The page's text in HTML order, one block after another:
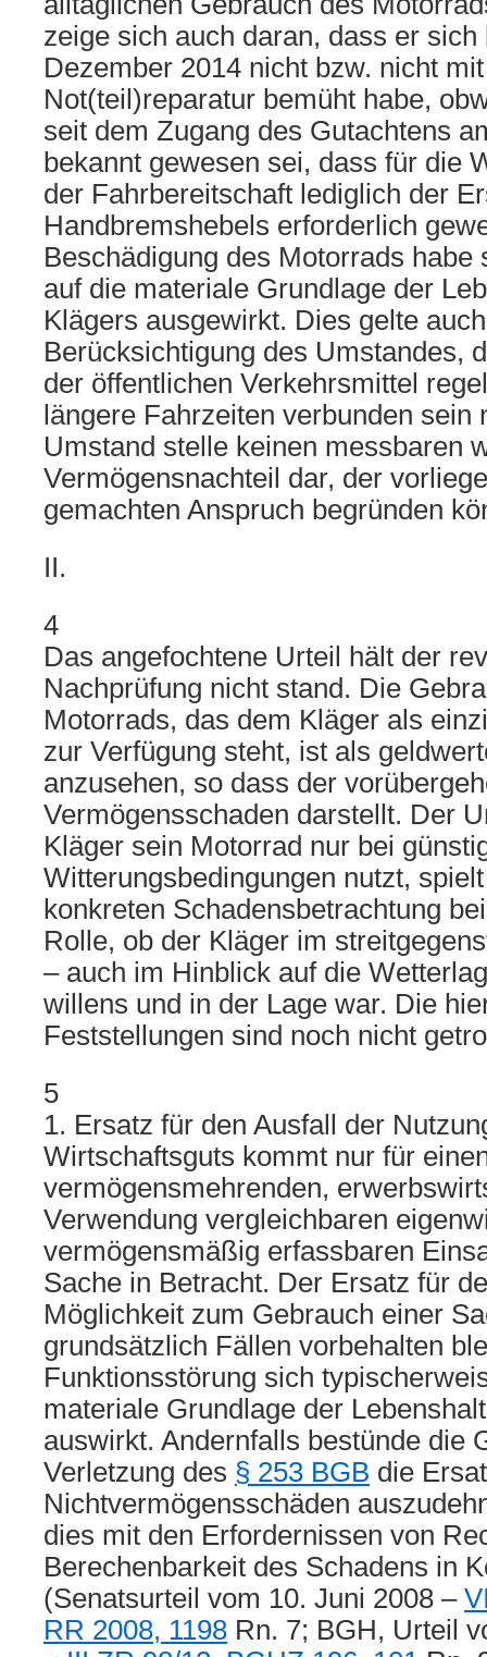
zeige sich auch daran, dass er sich
Dezember 2014 nicht bzw. nicht
Not(teil)reparatur bemüht habe,
seit dem Zugang des Gutachtens
bekannt gewesen sei, dass für die
der Fahrbereitschaft lediglich der
Handbremshebels erforderlich
Beschädigung des Motorrads habe
auf die materiale Grundlage der
Klägers ausgewirkt. Dies gelte
Berücksichtigung des Umstandes,
der öffentlichen Verkehrsmittel
längere Fahrzeiten verbunden sein
Umstand stelle keinen messbaren
Vermögensnachteil dar, der
gemachten Anspruch begründen
II.
4
Das angefochtene Urteil hält der
Nachprüfung nicht stand. Die
Motorrads, das dem Kläger als
zur Verfügung steht, ist als
anzusehen, so dass der
Vermögensschaden darstellt. Der
Kläger sein Motorrad nur bei
Witterungsbedingungen nutzt,
konkreten Schadensbetrachtung
Rolle, ob der Kläger im
– auch im Hinblick auf die
willens und in der Lage war. Die
Feststellungen sind noch nicht
5
1. Ersatz für den Ausfall der
Wirtschaftsguts kommt nur für
vermögensmehrenden,
Verwendung vergleichbaren
vermögensmäßig erfassbaren
Sache in Betracht. Der Ersatz für
Möglichkeit zum Gebrauch einer
grundsätzlich Fällen vorbehalten
Funktionsstörung sich
materiale Grundlage der
auswirkt. Andernfalls bestünde die
Verletzung des § 253 BGB die
Nichtvermögensschäden
dies mit den Erfordernissen von
Berechenbarkeit des Schadens in
(Senatsurteil vom 10. Juni 2008 –
RR 2008, 1198 Rn. 7; BGH, Urteil